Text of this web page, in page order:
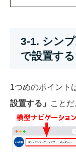
3-1. シン
で設置する
1つめのポイント
設置する」
ことだ